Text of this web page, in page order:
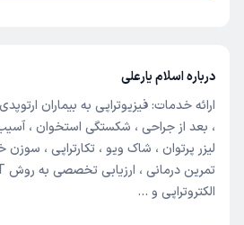
درباره اسلام یارعلی
ارائه خدمات: فیزیوتراپی به بیماران
، بعد از جراحی ، شکستگی استخوان ،
لیزر پرتوان ، شاک ویو ، تکارتراپی ،
الکتروتراپی و …